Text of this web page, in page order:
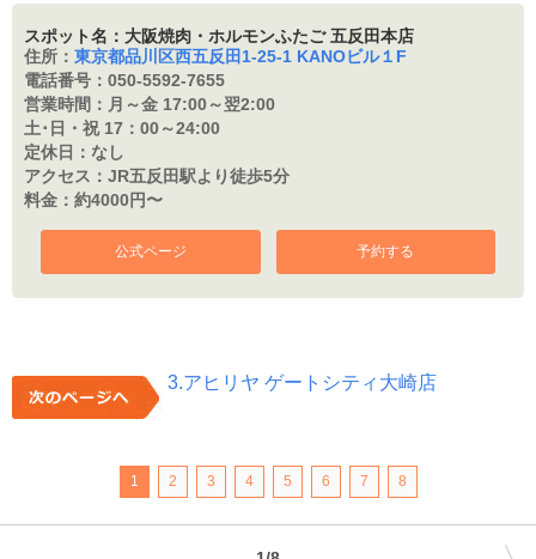
スポット名：大阪焼肉・ホルモンふたご 五反田本店
住所： 東京都品川区西五反田1‐25‐1 KANOビル１F
電話番号： 050-5592-7655
営業時間： 月～金 17:00～翌2:00
土･日・祝 17： 00～24:00
定休日： なし
アクセス： JR五反田駅より徒歩5分
料金： 約4000円〜
公式ページ 予約する
3.アヒリヤ ゲートシティ大崎店
1 2 3 4 5 6 7 8